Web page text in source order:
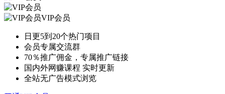
VIP会员
日更5到20个热门项目
会员专属交流群
70％推广佣金，专属推广链接
国内外网赚课程 实时更新
全站无广告模式浏览